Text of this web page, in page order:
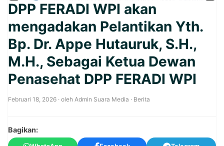
DPP FERADI WPI akan
mengadakan Pelantikan Yth.
Bp. Dr. Appe Hutauruk, S.H.,
M.H., Sebagai Ketua Dewan
Penasehat DPP FERADI WPI
Februari 18, 2026 · oleh Admin Suara Media · Berita
Bagikan: